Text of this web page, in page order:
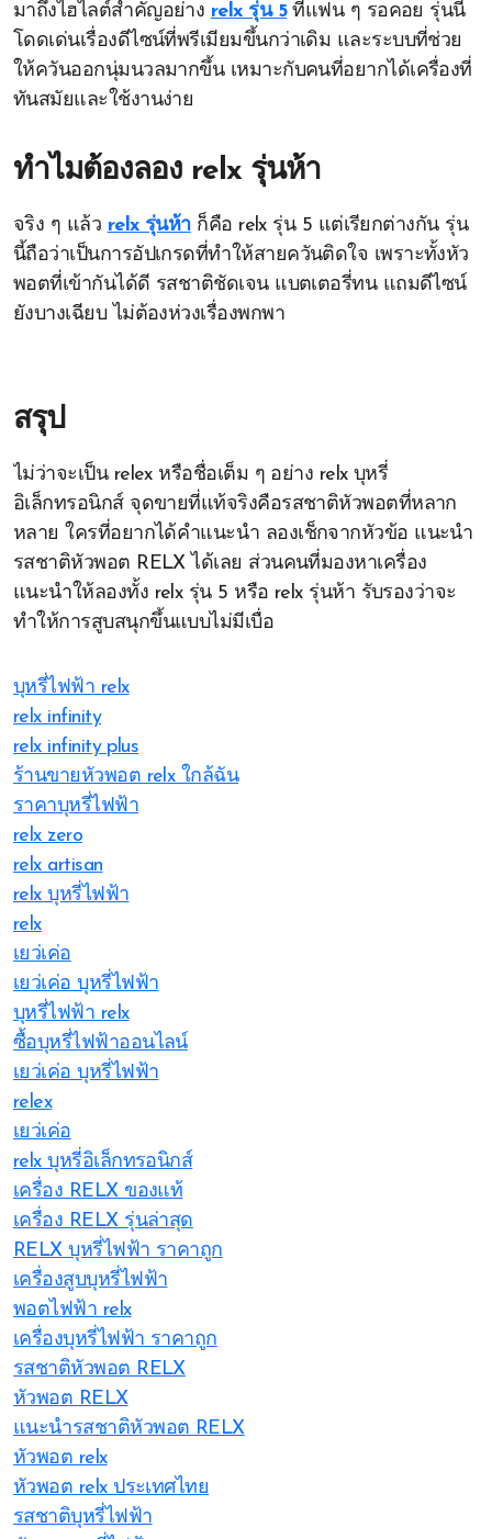
มาถึงไฮไลต์สำคัญอย่าง relx รุ่น 5ที่แฟน ๆ รอคอย รุ่นนี้
โดดเด่นเรื่องดีไซน์ที่พรีเมียมขึ้นกว่าเดิม และระบบที่ช่วย
ให้ควันออกนุ่มนวลมากขึ้น เหมาะกับคนที่อยากได้เครื่องที่
ทันสมัยและใช้งานง่าย
ทำไมต้องลอง relx รุ่นห้า
จริง ๆ แล้ว relx รุ่นห้าก็คือ relx รุ่น 5 แต่เรียกต่างกัน รุ่น
นี้ถือว่าเป็นการอัปเกรดที่ทำให้สายควันติดใจ เพราะทั้งหัว
พอตที่เข้ากันได้ดี รสชาติชัดเจน แบตเตอรี่ทน แถมดีไซน์
ยังบางเฉียบ ไม่ต้องห่วงเรื่องพกพา
สรุป
ไม่ว่าจะเป็น relex หรือชื่อเต็ม ๆ อย่าง relx บุหรี่
อิเล็กทรอนิกส์ จุดขายที่แท้จริงคือรสชาติหัวพอตที่หลาก
หลาย ใครที่อยากได้คำแนะนำ ลองเช็กจากหัวข้อ แนะนำ
รสชาติหัวพอต RELX ได้เลย ส่วนคนที่มองหาเครื่อง
แนะนำให้ลองทั้ง relx รุ่น 5 หรือ relx รุ่นห้า รับรองว่าจะ
ทำให้การสูบสนุกขึ้นแบบไม่มีเบื่อ
บุหรี่ไฟฟ้า relx
relx infinity
relx infinity plus
ร้านขายหัวพอต relx ใกล้ฉัน
ราคาบุหรี่ไฟฟ้า
relx zero
relx artisan
relx บุหรี่ไฟฟ้า
relx
เยว่เค่อ
เยว่เค่อ บุหรี่ไฟฟ้า
บุหรี่ไฟฟ้า relx
ซื้อบุหรี่ไฟฟ้าออนไลน์
เยว่เค่อ บุหรี่ไฟฟ้า
relex
เยว่เค่อ
relx บุหรี่อิเล็กทรอนิกส์
เครื่อง RELX ของแท้
เครื่อง RELX รุ่นล่าสุด
RELX บุหรี่ไฟฟ้า ราคาถูก
เครื่องสูบบุหรี่ไฟฟ้า
พอตไฟฟ้า relx
เครื่องบุหรี่ไฟฟ้า ราคาถูก
รสชาติหัวพอต RELX
หัวพอต RELX
แนะนำรสชาติหัวพอต RELX
หัวพอต relx
หัวพอต relx ประเทศไทย
รสชาติบุหรี่ไฟฟ้า